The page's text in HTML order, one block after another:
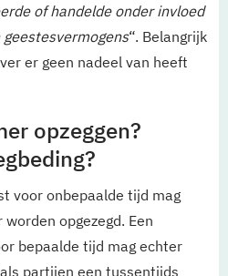
of handelde onder invloed
“. Belangrijk
er geen nadeel van heeft
opzeggen?
voor onbepaalde tijd mag
opgezegd. Een
bepaalde tijd mag echter
partijen een tussentijds